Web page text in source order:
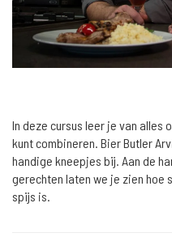
In deze cursus leer je van alles
kunt combineren. Bier Butler
handige kneepjes bij. Aan de
gerechten laten we je zien hoe
spijs is.